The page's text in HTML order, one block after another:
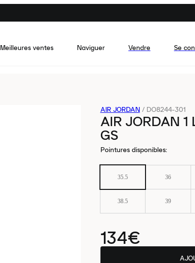
Meilleures ventes Naviguer Vendre Se
AIR JORDAN / DO8244-301
AIR JORDAN 1
GS
Pointures disponibles:
35.5 36
38.5 39
134€